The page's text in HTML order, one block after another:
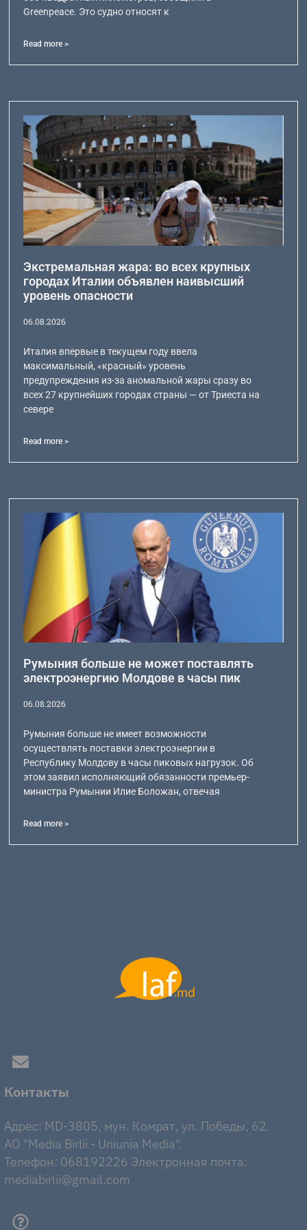
Greenpeace. Это судно относят к
Read more >
Экстремальная жара: во всех крупных
городах Италии объявлен наивысший
уровень опасности
06.08.2026
Италия впервые в текущем году ввела
максимальный, «красный» уровень
предупреждения из-за аномальной жары сразу во
всех 27 крупнейших городах страны — от Триеста на
севере
Read more >
Румыния больше не может поставлять
электроэнергию Молдове в часы пик
06.08.2026
Румыния больше не имеет возможности
осуществлять поставки электроэнергии в
Республику Молдову в часы пиковых нагрузок. Об
этом заявил исполняющий обязанности премьер-
министра Румынии Илие Боложан, отвечая
Read more >
Контакты
Адрес: MD-3805, мун. Комрат, ул. Победы, 62.
AO "Media Birlii - Uniunia Media".
Телефон: 068192226 Электронная почта:
mediabirlii@gmail.com